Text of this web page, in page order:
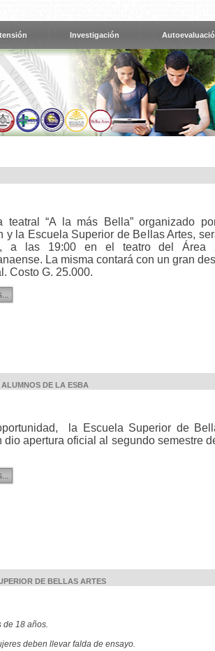
Investigación
teatral “A la más Bella” organizado
y la Escuela Superior de Bellas Artes,
a las 19:00 en el teatro del Área
La misma contará con un gran
Costo G. 25.000.
DE LA ESBA
la Escuela Superior de
dio apertura oficial al segundo semestre
DE BELLAS ARTES
de 18 años.
deben llevar falda de ensayo.